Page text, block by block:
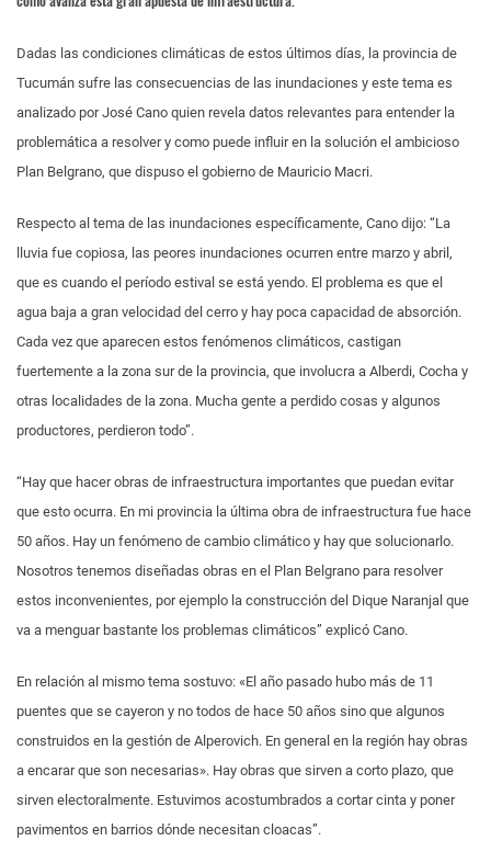
Dadas las condiciones climáticas de estos últimos días, la provincia de
Tucumán sufre las consecuencias de las inundaciones y este tema es
analizado por José Cano quien revela datos relevantes para entender la
problemática a resolver y como puede influir en la solución el ambicioso
Plan Belgrano, que dispuso el gobierno de Mauricio Macri.
Respecto al tema de las inundaciones específicamente, Cano dijo: “La
lluvia fue copiosa, las peores inundaciones ocurren entre marzo y abril,
que es cuando el período estival se está yendo. El problema es que el
agua baja a gran velocidad del cerro y hay poca capacidad de absorción.
Cada vez que aparecen estos fenómenos climáticos, castigan
fuertemente a la zona sur de la provincia, que involucra a Alberdi, Cocha y
otras localidades de la zona. Mucha gente a perdido cosas y algunos
productores, perdieron todo”.
“Hay que hacer obras de infraestructura importantes que puedan evitar
que esto ocurra. En mi provincia la última obra de infraestructura fue hace
50 años. Hay un fenómeno de cambio climático y hay que solucionarlo.
Nosotros tenemos diseñadas obras en el Plan Belgrano para resolver
estos inconvenientes, por ejemplo la construcción del Dique Naranjal que
va a menguar bastante los problemas climáticos” explicó Cano.
En relación al mismo tema sostuvo: «El año pasado hubo más de 11
puentes que se cayeron y no todos de hace 50 años sino que algunos
construidos en la gestión de Alperovich. En general en la región hay obras
a encarar que son necesarias». Hay obras que sirven a corto plazo, que
sirven electoralmente. Estuvimos acostumbrados a cortar cinta y poner
pavimentos en barrios dónde necesitan cloacas”.